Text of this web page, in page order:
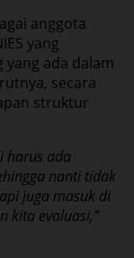
anggota
yang
ada dalam
secara
struktur
harus ada
nanti tidak
juga masuk di
kita evaluasi,”